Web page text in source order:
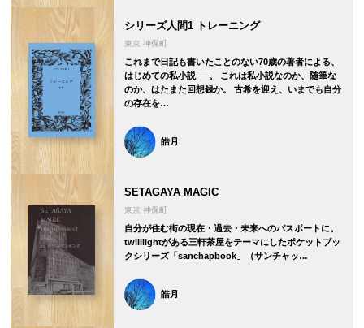
シリーズ人間1 トレーニング
東京 神保町
これまで日記も書いたことのない70歳の著者による、
はじめての私小説──。 これは私小説なのか、随筆な
のか、はたまた回想録か。 古希を迎え、いまでも自分
の存在を…
皓月
SETAGAYA MAGIC
東京 神保町
自分が住む街の現在・過去・未来へのパスポートに。
twililightがある三軒茶屋をテーマにしたポケットブッ
クシリーズ「sanchapbook」（サンチャッ…
皓月